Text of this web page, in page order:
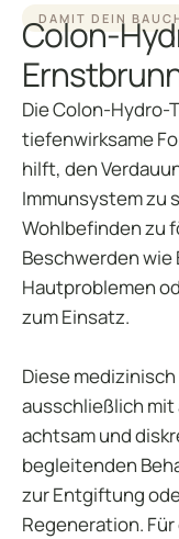
DAMIT DEIN
Colon-
Die Colon-Hydro-
tiefenwirksame
hilft, den
Immunsystem zu
Wohlbefinden zu
Beschwerden
Hautproblemen
zum Einsatz.
Diese
ausschließlich
achtsam und
begleitenden
zur Entgiftung
Regeneration.